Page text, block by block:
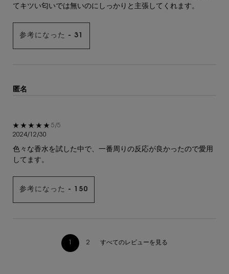
てキツい匂いでは無いのにしっかりと主張してくれます。
参考になった - 31
匿名
5星中5。
5/5
2024/12/30
色々な香水を試した中で、一番周りの反応が良かったので愛用
してます。
参考になった - 150
ページ 1/2。 現在のページ
2 すべてのレビューを見る